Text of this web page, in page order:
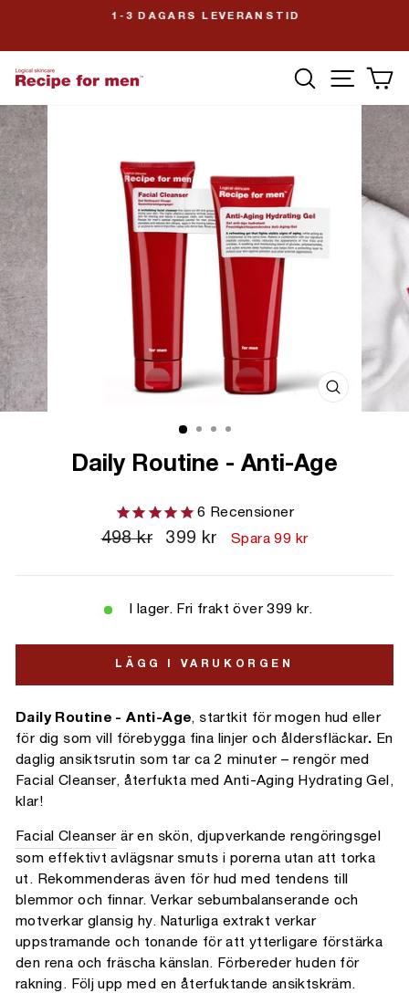
1-3 DAGARS LEVERANSTID
SÖK
Daily Routine - Anti-Age
6 Recensioner
Ordinarie
498 kr Kampanjpris
399 kr Spara 99 kr
I lager. Fri frakt över 399 kr.
LÄGG I VARUKORGEN
Daily Routine - Anti-Age, startkit för mogen hud eller
för dig som vill förebygga fina linjer och åldersfläckar. En
daglig ansiktsrutin som tar ca 2 minuter – rengör med
Facial Cleanser, återfukta med Anti-Aging Hydrating Gel,
klar!
Facial Cleanser är en skön, djupverkande rengöringsgel
som effektivt avlägsnar smuts i porerna utan att torka
ut. Rekommenderas även för hud med tendens till
blemmor och finnar. Verkar sebumbalanserande och
motverkar glansig hy. Naturliga extrakt verkar
uppstramande och tonande för att ytterligare förstärka
den rena och fräscha känslan. Förbereder huden för
rakning. Följ upp med en återfuktande ansiktskräm.